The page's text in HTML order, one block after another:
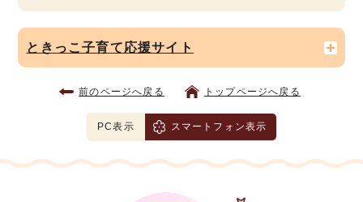
ときっこ子育て応援サイト
前のページへ戻る トップページへ戻る
PC表示 スマートフォン表示